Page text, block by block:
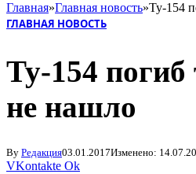
Главная»Главная новость»Ту-154
ГЛАВНАЯ НОВОСТЬ
Ту-154
не нашло
By Редакция03.01.2017Изменено:
VKontakte Ok